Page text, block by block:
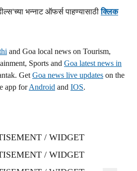
भन्नाट ऑफर्स पाहण्यासाठीक्लिक
and Goa local news on Tourism,
Sports and Goa latest news in
Get Goa news live updates on the
app forAndroid and IOS.
/ WIDGET
/ WIDGET